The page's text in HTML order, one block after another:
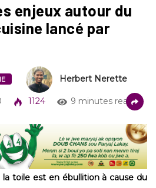
enjeux autour du
lancé par
Herbert Nerette
1124 9 minutes read
la toile est en ébullition à cause du